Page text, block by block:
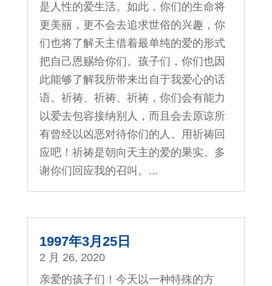
是人性的爱生活。如此，你们的生命将
更美丽，更不会去追求世俗的兴趣，你
们也将了解天主借着最单纯的爱的形式
把自己恩赐给你们。孩子们，你们也因
此能够了解我所带来出自于我爱心的话
语。祈祷、祈祷、祈祷，你们会有能力
以爱去包容接纳别人，而且会去原谅所
有曾经以凶恶对待你们的人。用祈祷回
应吧！祈祷是朝向天主的爱的果实。多
谢你们回应我的召叫。...
1997年3月25日
2 月 26, 2020
亲爱的孩子们！今天以一种特殊的方